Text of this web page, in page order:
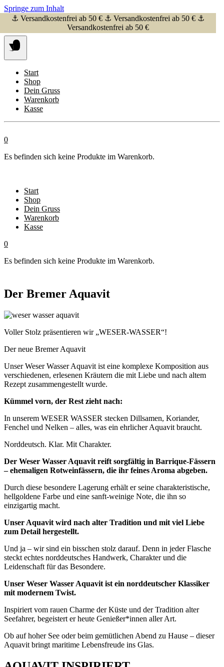
Springe zum Inhalt
⚓ Versandkostenfrei ab 50 € ⚓ Versandkostenfrei ab 50 € ⚓
Versandkostenfrei ab 50 €
Start
Shop
Dein Gruss
Warenkorb
Kasse
0
Es befinden sich keine Produkte im Warenkorb.
Start
Shop
Dein Gruss
Warenkorb
Kasse
0
Es befinden sich keine Produkte im Warenkorb.
Der Bremer Aquavit
Voller Stolz präsentieren wir „WESER-WASSER“!
Der neue Bremer Aquavit
Unser Weser Wasser Aquavit ist eine komplexe Komposition aus
verschiedenen, erlesenen Kräutern die mit Liebe und nach altem
Rezept zusammengestellt wurde.
Kümmel vorn, der Rest zieht nach:
In unserem WESER WASSER stecken Dillsamen, Koriander,
Fenchel und Nelken – alles, was ein ehrlicher Aquavit braucht.
Norddeutsch. Klar. Mit Charakter.
Der Weser Wasser Aquavit reift sorgfältig in Barrique-Fässern
– ehemaligen Rotweinfässern, die ihr feines Aroma abgeben.
Durch diese besondere Lagerung erhält er seine charakteristische,
hellgoldene Farbe und eine sanft-weinige Note, die ihn so
einzigartig macht.
Unser Aquavit wird nach alter Tradition und mit viel Liebe
zum Detail hergestellt.
Und ja – wir sind ein bisschen stolz darauf. Denn in jeder Flasche
steckt echtes norddeutsches Handwerk, Charakter und die
Leidenschaft für das Besondere.
Unser Weser Wasser Aquavit ist ein norddeutscher Klassiker
mit modernem Twist.
Inspiriert vom rauen Charme der Küste und der Tradition alter
Seefahrer, begeistert er heute Genießer*innen aller Art.
Ob auf hoher See oder beim gemütlichen Abend zu Hause – dieser
Aquavit bringt maritime Lebensfreude ins Glas.